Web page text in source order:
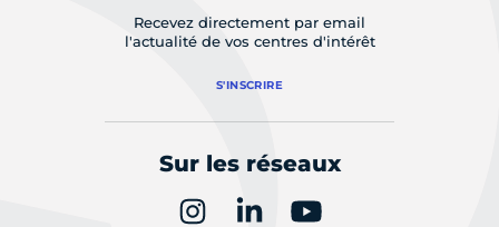
Recevez directement par email
l'actualité de vos centres d'intérêt
S'INSCRIRE
Sur les réseaux